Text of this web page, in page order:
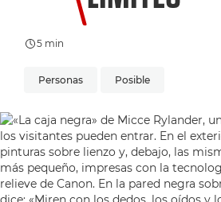
5 min
Personas Posible